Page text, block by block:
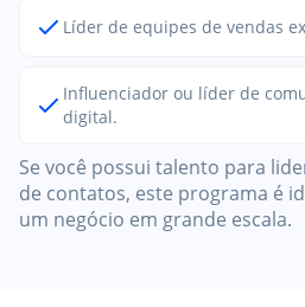
Líder de equipes de vendas
Influenciador ou líder de
digital.
Se você possui talento para
de contatos, este programa é
um negócio em grande escala.